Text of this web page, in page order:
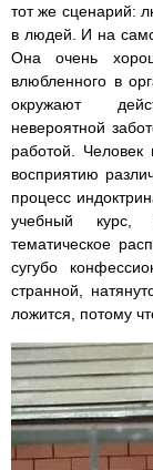
тот же сценарий:
в людей. И на
Она очень
влюбленного в
окружают
невероятной
работой.
восприятию
процесс
учебный курс,
тематическое
сугубо
странной,
ложится, потому